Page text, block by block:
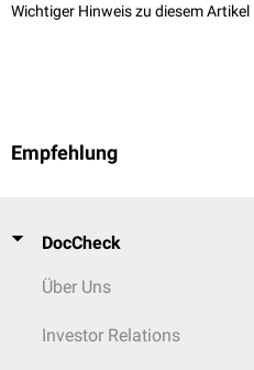
Wichtiger Hinweis zu diesem Artikel
Empfehlung
DocCheck
Über Uns
Investor Relations